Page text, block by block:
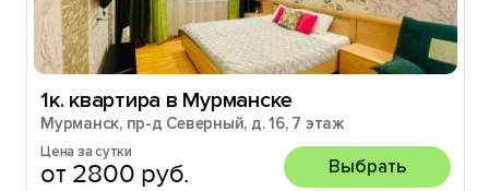
1к. квартира в Мурманске
Мурманск, пр-д Северный, д. 16, 7 этаж
Цена за сутки
от 2800 руб. Выбрать